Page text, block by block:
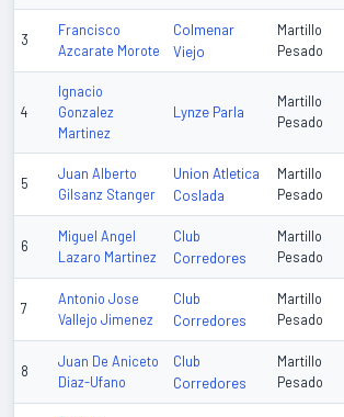
3
Francisco
Azcarate Morote
Colmenar
Viejo
Martillo
Pesado
4
Ignacio
Gonzalez
Martinez
Lynze Parla
Martillo
Pesado
5
Juan Alberto
Gilsanz Stanger
Union Atletica
Coslada
Martillo
Pesado
6
Miguel Angel
Lazaro Martinez
Club
Corredores
Martillo
Pesado
7
Antonio Jose
Vallejo Jimenez
Club
Corredores
Martillo
Pesado
8
Juan De Aniceto
Diaz-Ufano
Club
Corredores
Martillo
Pesado